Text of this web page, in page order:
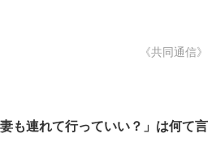
《共同通信》
も連れて行っていい？」は何て言